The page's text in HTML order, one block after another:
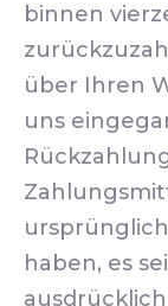
binnen
über Ihren
uns
haben, es